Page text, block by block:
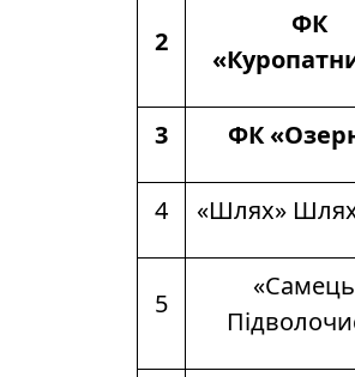
2
ФК
3 ФК
4 «Шлях»
5